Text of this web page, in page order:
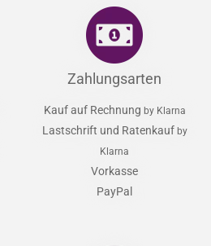
Zahlungsarten
Kauf auf Rechnung by Klarna
Lastschrift und Ratenkauf by
Klarna
Vorkasse
PayPal